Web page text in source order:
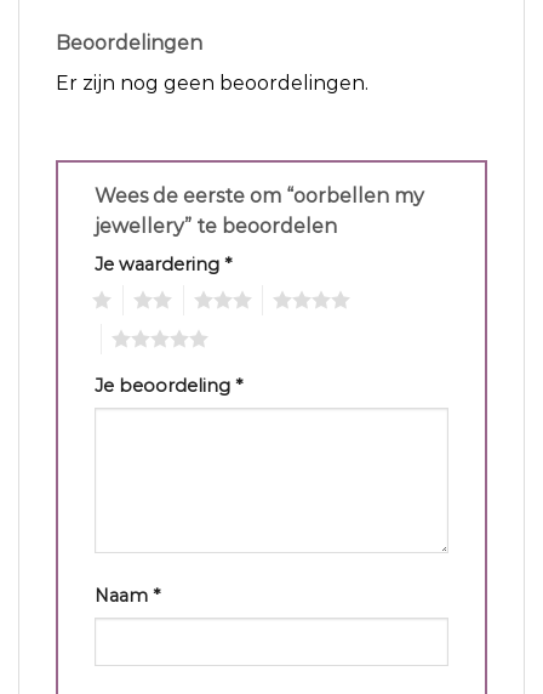
Beoordelingen
Er zijn nog geen beoordelingen.
Wees de eerste om “oorbellen my
jewellery” te beoordelen
Je waardering *
Je beoordeling *
Naam *